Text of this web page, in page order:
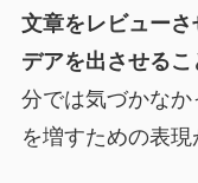
文章をレビュー
デアを出させるこ
分では気づかな
を増すための表現